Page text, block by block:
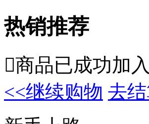
热销推荐
商品已成功加
<<继续购物 去